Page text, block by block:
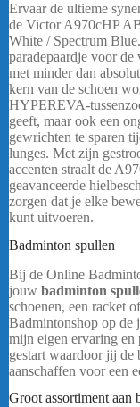
Ervaar de ultieme
de Victor A970cHP
White / Spectrum
paradepaardje voor de
met minder dan
kern van de schoen
HYPEREVA-
geeft, maar ook een
gewrichten te sparen
lunges. Met zijn
accenten straalt de
geavanceerde
zorgen dat je elke
kunt uitvoeren.
Badminton spullen
Bij de Online
jouw badminton
schoenen, een racket
Badmintonshop op de
mijn eigen ervaring en
gestart waardoor jij de
aanschaffen voor een
Groot assortiment aan